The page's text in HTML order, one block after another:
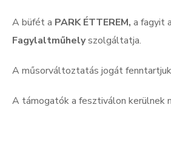
A büfét a PARK ÉTTEREM, a fagyit a
Fagylaltműhelyszolgáltatja.
A műsorváltoztatás jogát
A támogatók a fesztiválon kerülnek